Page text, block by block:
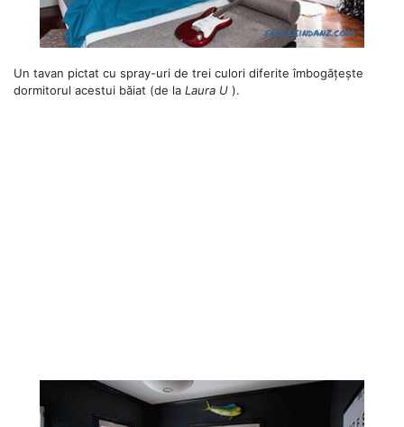
Un tavan pictat cu spray-uri de trei culori diferite îmbogățește
dormitorul acestui băiat (de la Laura U ).